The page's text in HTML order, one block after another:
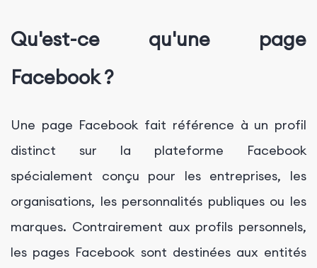
Qu'est-ce qu'une page
Facebook ?
Une page Facebook fait référence à un profil
distinct sur la plateforme Facebook
spécialement conçu pour les entreprises, les
organisations, les personnalités publiques ou les
marques. Contrairement aux profils personnels,
les pages Facebook sont destinées aux entités